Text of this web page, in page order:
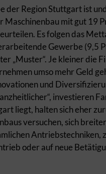
der Region Stuttgart ist
mit gut 19
Es folgen das
Gewerbe (9,5
„Muster“. Je kleiner die
umso mehr Geld
und
investieren
liegt, halten sich eher
versuchen, sich
Antriebstechniken,
oder auf neue